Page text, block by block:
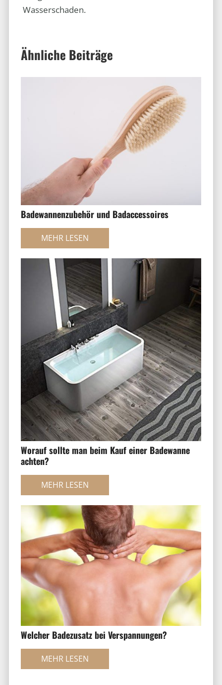
Wasserschaden.
Ähnliche Beiträge
Badewannenzubehör und Badaccessoires
MEHR LESEN
Worauf sollte man beim Kauf einer Badewanne
achten?
MEHR LESEN
Welcher Badezusatz bei Verspannungen?
MEHR LESEN